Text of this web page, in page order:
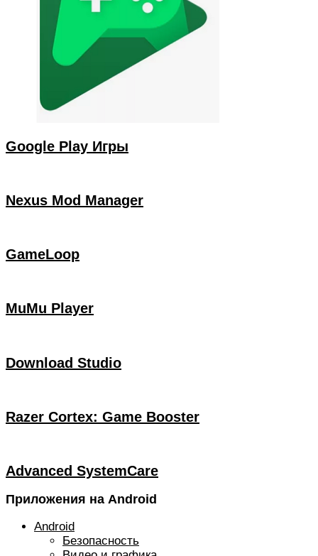
Google Play Игры
Nexus Mod Manager
GameLoop
MuMu Player
Download Studio
Razer Cortex: Game Booster
Advanced SystemCare
Приложения на Android
Android
Безопасность